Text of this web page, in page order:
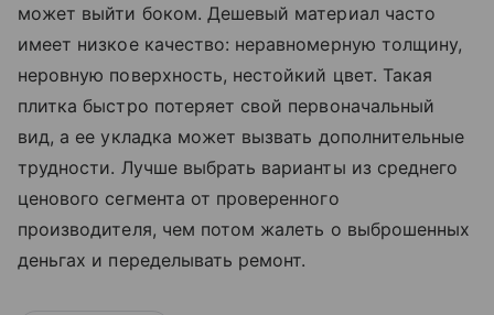
может выйти боком. Дешевый материал часто
имеет низкое качество: неравномерную толщину,
неровную поверхность, нестойкий цвет. Такая
плитка быстро потеряет свой первоначальный
вид, а ее укладка может вызвать дополнительные
трудности. Лучше выбрать варианты из среднего
ценового сегмента от проверенного
производителя, чем потом жалеть о выброшенных
деньгах и переделывать ремонт.